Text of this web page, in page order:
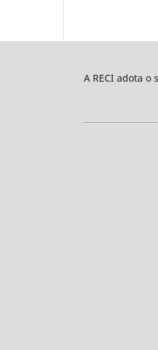
A RECI adota